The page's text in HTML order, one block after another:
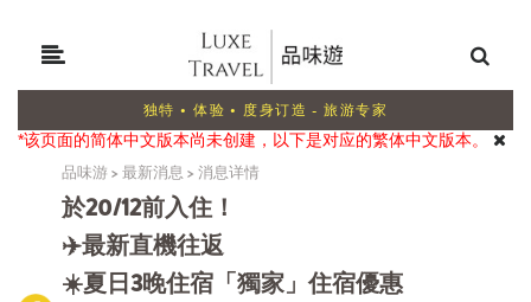
独特 • 体验 • 度身订造 - 旅游专家
*该页面的简体中文版本尚未创建，以下是对应的繁体中文版本。
品味游 >最新消息 >消息详情
於20/12前入住！
✈️最新直機往返
☀️夏日3晚住宿「獨家」住宿優惠